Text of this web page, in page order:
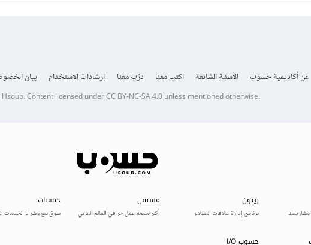
عن أكاديمية حسوب الأسئلة الشائعة اكتب معنا درّب معنا إرشادات الاستخدام بيان
Hsoub.Content licensed underCC BY-NC-SA 4.0unless mentioned otherwise.